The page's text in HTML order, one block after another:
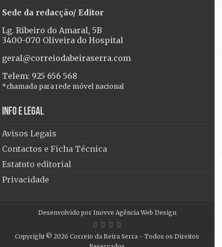
Sede da redacção/ Editor
Lg. Ribeiro do Amaral, 5B
3400-070 Oliveira do Hospital
geral@correiodabeiraserra.com
Telem: 925 656 568
*chamada para rede móvel nacional
Info e Legal
Avisos Legais
Contactos e Ficha Técnica
Estatuto editorial
Privacidade
Desenvolvido por Inovve Agência Web Design
Copyright © 2026Correio da Beira Serra - Todos os Direitos